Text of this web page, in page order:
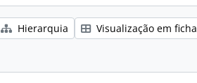
Hierarquia Visualização em ficha